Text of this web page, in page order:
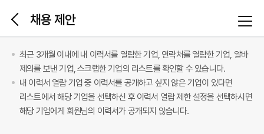
채용 제안
최근 3개월 이내에 내 이력서를 열람한 기업, 연락처를 열람한 기업, 알바
제의를 보낸 기업, 스크랩한 기업의 리스트를 확인할 수 있습니다.
내 이력서 열람 기업 중 이력서를 공개하고 싶지 않은 기업이 있다면
리스트에서 해당 기업을 선택하신 후 이력서 열람 제한 설정을 선택하시면
해당 기업에게 회원님의 이력서가 공개되지 않습니다.